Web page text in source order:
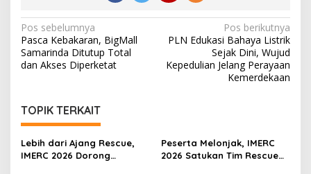
Navigasi
pos
Pos sebelumnya
Pasca Kebakaran, BigMall
Samarinda Ditutup Total
dan Akses Diperketat
Pos berikutnya
PLN Edukasi Bahaya Listrik
Sejak Dini, Wujud
Kepedulian Jelang Perayaan
Kemerdekaan
TOPIK TERKAIT
Lebih dari Ajang Rescue,
IMERC 2026 Dorong
Peserta Melonjak, IMERC
2026 Satukan Tim Rescue